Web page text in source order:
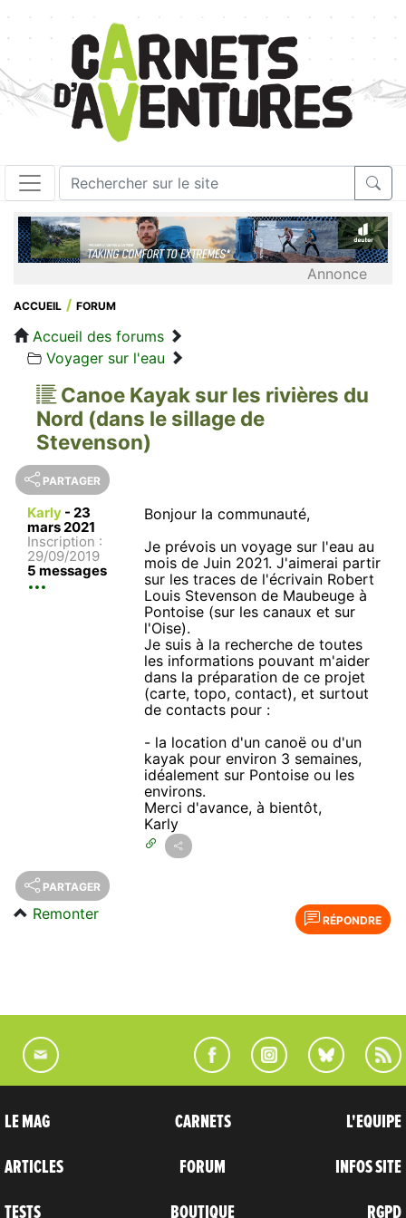
Annonce
ACCUEIL FORUM
Accueil des forums
Voyager sur l'eau
Canoe Kayak sur les rivières du
Nord (dans le sillage de
Stevenson)
PARTAGER
Karly - 23
mars 2021
Inscription :
29/09/2019
5 messages
Bonjour la communauté,
Je prévois un voyage sur l'eau au
mois de Juin 2021. J'aimerai partir
sur les traces de l'écrivain Robert
Louis Stevenson de Maubeuge à
Pontoise (sur les canaux et sur
l'Oise).
Je suis à la recherche de toutes
les informations pouvant m'aider
dans la préparation de ce projet
(carte, topo, contact), et surtout
de contacts pour :
- la location d'un canoë ou d'un
kayak pour environ 3 semaines,
idéalement sur Pontoise ou les
environs.
Merci d'avance, à bientôt,
Karly
PARTAGER
RÉPONDRE
Remonter
LE MAG
ARTICLES
TESTS
CARNETS
FORUM
BOUTIQUE
L'EQUIPE
INFOS SITE
RGPD